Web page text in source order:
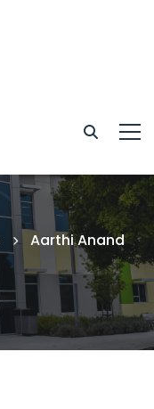
Aarthi Anand